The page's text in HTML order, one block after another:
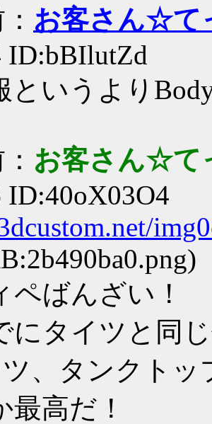
お客さん☆て
ID:bBIlutZd
というより
お客さん☆て
ID:40oX03O4
ペばんざい！
にタイツと同
、タンクトッ
最高だ！